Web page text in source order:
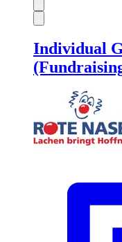
Individual